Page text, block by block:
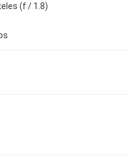
(f / 1.8)